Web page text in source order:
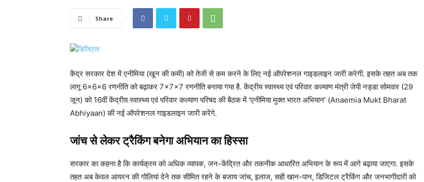
Share
केंद्र सरकार देश में एनीमिया (खून की कमी) को तेजी से कम करने के लिए नई ऑपरेशनल गाइडलाइन जारी करेगी. इसके तहत अब तक
लागू 6×6×6 रणनीति को बढ़ाकर 7×7×7 रणनीति बनाया गया है. केंद्रीय स्वास्थ्य एवं परिवार कल्याण मंत्री जेपी नड्डा सोमवार (29
जून) को 16वीं केंद्रीय स्वास्थ्य एवं परिवार कल्याण परिषद की बैठक में ‘एनीमिया मुक्त भारत अभियान’ (Anaemia Mukt Bharat
Abhiyaan) की नई ऑपरेशनल गाइडलाइन जारी करेंगे.
जांच से लेकर ट्रैकिंग बनेगा अभियान का हिस्सा
सरकार का कहना है कि कार्यक्रम को अधिक व्यापक, जन-केंद्रित और तकनीक आधारित अभियान के रूप में आगे बढ़ाया जाएगा. इसके
तहत अब केवल आयरन की गोलियां देने तक सीमित रहने के बजाय जांच, इलाज, सही खान-पान, डिजिटल ट्रैकिंग और जनभागीदारी को